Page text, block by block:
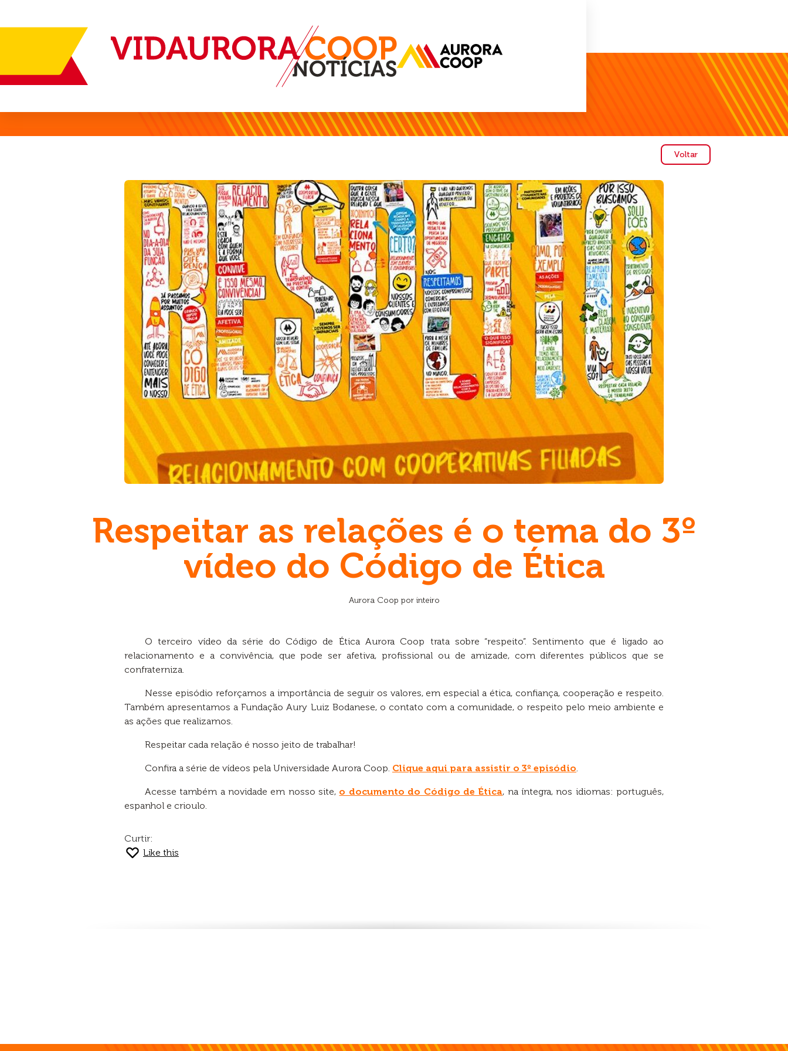
Voltar
Respeitar as relações é o tema do 3º
vídeo do Código de Ética
Aurora Coop por inteiro
O terceiro vídeo da série do Código de Ética Aurora Coop trata sobre “respeito”. Sentimento que é ligado ao
relacionamento e a convivência, que pode ser afetiva, profissional ou de amizade, com diferentes públicos que se
confraterniza.
Nesse episódio reforçamos a importância de seguir os valores, em especial a ética, confiança, cooperação e respeito.
Também apresentamos a Fundação Aury Luiz Bodanese, o contato com a comunidade, o respeito pelo meio ambiente e
as ações que realizamos.
Respeitar cada relação é nosso jeito de trabalhar!
Confira a série de vídeos pela Universidade Aurora Coop. Clique aqui para assistir o 3º episódio.
Acesse também a novidade em nosso site, o documento do Código de Ética, na íntegra, nos idiomas: português,
espanhol e crioulo.
Curtir:
Like this